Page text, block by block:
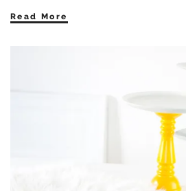
Read More